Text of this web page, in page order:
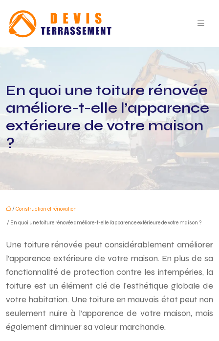
En quoi une toiture rénovée
améliore-t-elle l’apparence
extérieure de votre maison
?
/ Construction et rénovation
/ En quoi une toiture rénovée améliore-t-elle l’apparence extérieure de votre maison ?
Une toiture rénovée peut considérablement améliorer
l’apparence extérieure de votre maison. En plus de sa
fonctionnalité de protection contre les intempéries, la
toiture est un élément clé de l’esthétique globale de
votre habitation. Une toiture en mauvais état peut non
seulement nuire à l’apparence de votre maison, mais
également diminuer sa valeur marchande.